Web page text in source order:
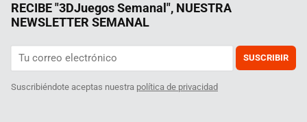
RECIBE "3DJuegos Semanal", NUESTRA
NEWSLETTER SEMANAL
SUSCRIBIR
Suscribiéndote aceptas nuestra política de privacidad